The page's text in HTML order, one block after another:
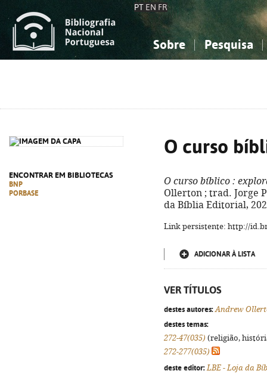
PT EN FR
Sobre Pesquisa
ENCONTRAR EM BIBLIOTECAS
BNP
PORBASE
O curso
O curso bíblico :
Ollerton ; trad. Jorge
da Bíblia Editorial,
Link persistente: http://
ADICIONAR À LISTA
VER TÍTULOS
destes autores: Andrew
destes temas:
272-47(035) (religião,
272-277(035)
deste editor: LBE - Loja da